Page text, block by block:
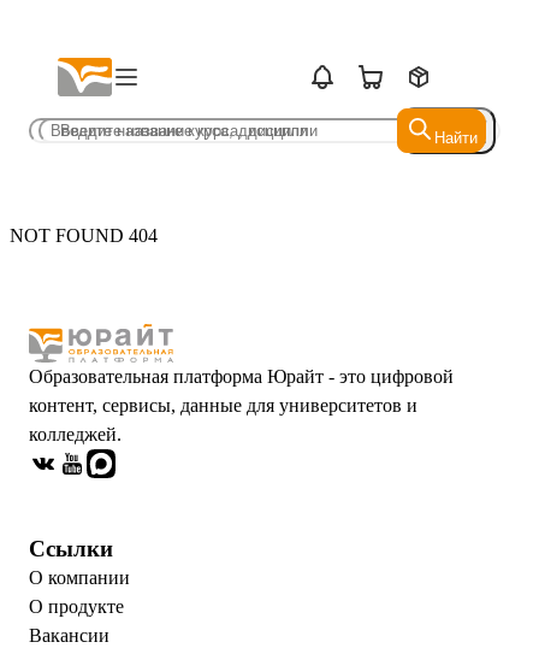
Найти
Найти
NOT FOUND 404
Образовательная платформа Юрайт - это цифровой
контент, сервисы, данные для университетов и
колледжей.
Ссылки
О компании
О продукте
Вакансии